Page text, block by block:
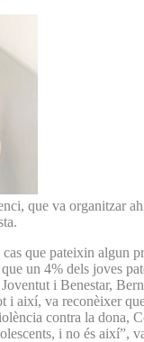
que va organitzar
que pateixin algun
un 4% dels joves
i Benestar,
i així, va reconèixer
contra la dona,
i no és així”,